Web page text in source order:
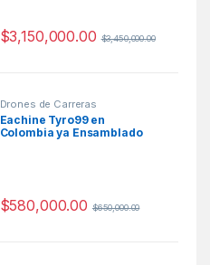
$3,150,000.00 $3,450,000.00
Drones de Carreras
Eachine Tyro99 en
Colombia ya Ensamblado
$580,000.00 $650,000.00